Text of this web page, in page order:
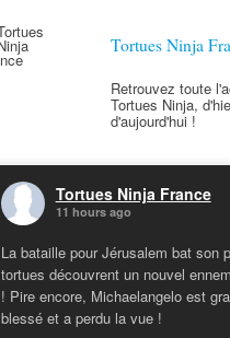
Tortues Ninja
Retrouvez toute
Tortues Ninja,
d'aujourd'hui !
Tortues Ninja France
11 hours ago
La bataille pour Jérusalem bat son
tortues découvrent un nouvel
! Pire encore, Michaelangelo est
blessé et a perdu la vue !